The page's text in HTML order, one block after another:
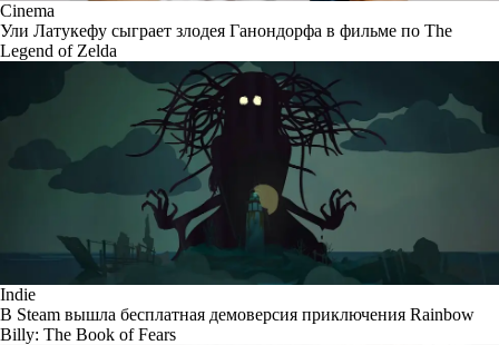
Cinema
Ули Латукефу сыграет злодея Ганондорфа в фильме по The
Legend of Zelda
Indie
В Steam вышла бесплатная демоверсия приключения Rainbow
Billy: The Book of Fears